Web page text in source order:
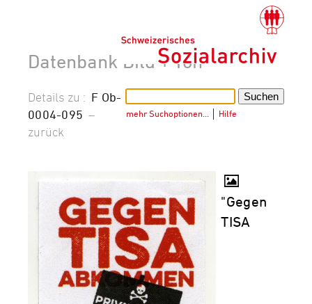
Datenbank Bild + Ton
mehr Suchoptionen… Hilfe
Details zu : F Ob-
0004-095 –
zurück
"Gegen
TISA